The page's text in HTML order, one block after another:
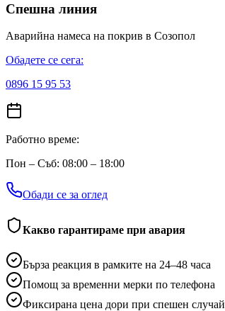
Спешна линия
Аварийна намеса на покрив в Созопол
Обадете се сега:
0896 15 95 53
Работно време:
Пон – Съб: 08:00 – 18:00
Обади се за оглед
Какво гарантираме при авария
Бърза реакция в рамките на 24–48 часа
Помощ за временни мерки по телефона
Фиксирана цена дори при спешен случай